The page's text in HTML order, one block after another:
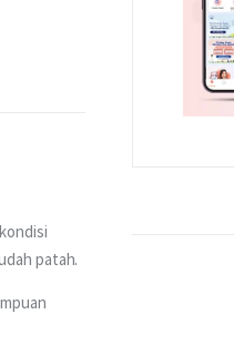
patah.